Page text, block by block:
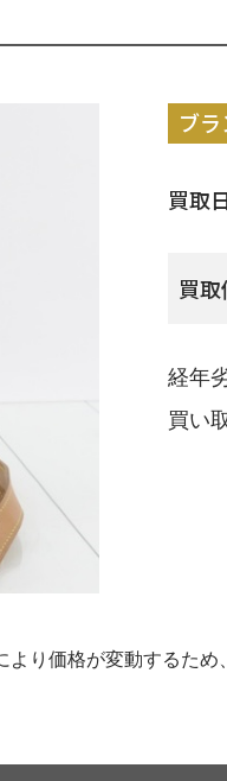
ブ
買取
買
経年
買い
り価格が変動するため